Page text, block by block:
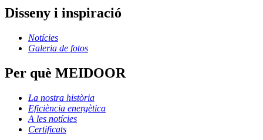
Disseny i inspiració
Notícies
Galeria de fotos
Per què MEIDOOR
La nostra història
Eficiència energètica
A les notícies
Certificats